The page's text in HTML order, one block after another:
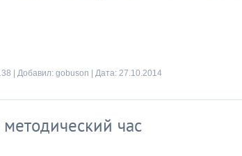
| Добавил: gobuson | Дата: 27.10.2014
час